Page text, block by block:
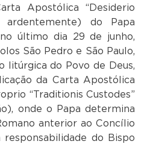
Apostólica “Desiderio
ardentemente) do Papa
último dia 29 de junho,
São Pedro e São Paulo,
litúrgica do Povo de Deus,
da Carta Apostólica
“Traditionis Custodes”
onde o Papa determina
anterior ao Concílio
do Bispo